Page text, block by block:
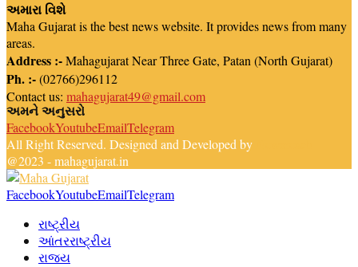
અમારા વિશે
Maha Gujarat is the best news website. It provides news from many
areas.
Address :-Mahagujarat Near Three Gate, Patan (North Gujarat)
Ph. :-(02766)296112
Contact us: mahagujarat49@gmail.com
અમને અનુસરો
FacebookYoutubeEmailTelegram
All Right Reserved. Designed and Developed by
@2023 - mahagujarat.in
FacebookYoutubeEmailTelegram
રાષ્ટ્રીય
આંતરરાષ્ટ્રીય
રાજ્ય